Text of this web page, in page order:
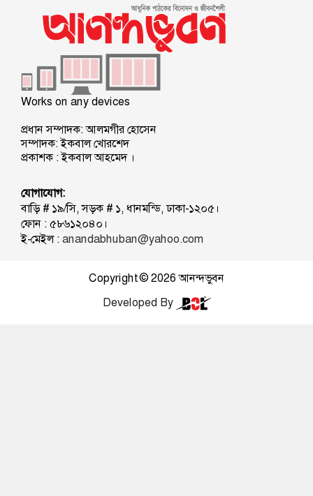
Works on any devices
প্রধান সম্পাদক: আলমগীর হোসেন
সম্পাদক: ইকবাল খোরশেদ
প্রকাশক : ইকবাল আহমেদ ।
যোগাযোগ:
বাড়ি # ১৯/সি, সড়ক # ১, ধানমন্ডি, ঢাকা-১২০৫।
ফোন : ৫৮৬১২০৪০।
ই-মেইল :anandabhuban@yahoo.com
Copyright © 2026আনন্দভুবন
Developed By